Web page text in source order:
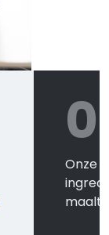
Onze